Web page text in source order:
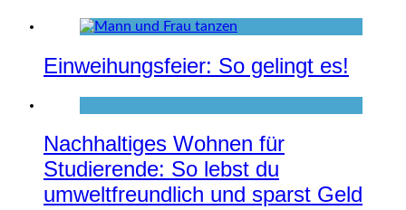
Einweihungsfeier: So gelingt es!
Nachhaltiges Wohnen für
Studierende: So lebst du
umweltfreundlich und sparst Geld